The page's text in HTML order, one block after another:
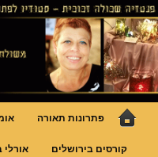
לדלג
לתוכן
פנטזיה –
לויטראז
גופי תאורה אומנותיים בעבודת יד,
בויטראז ובפסיפס
תפריט
פתרונות תאורה
קורסים בירושלים